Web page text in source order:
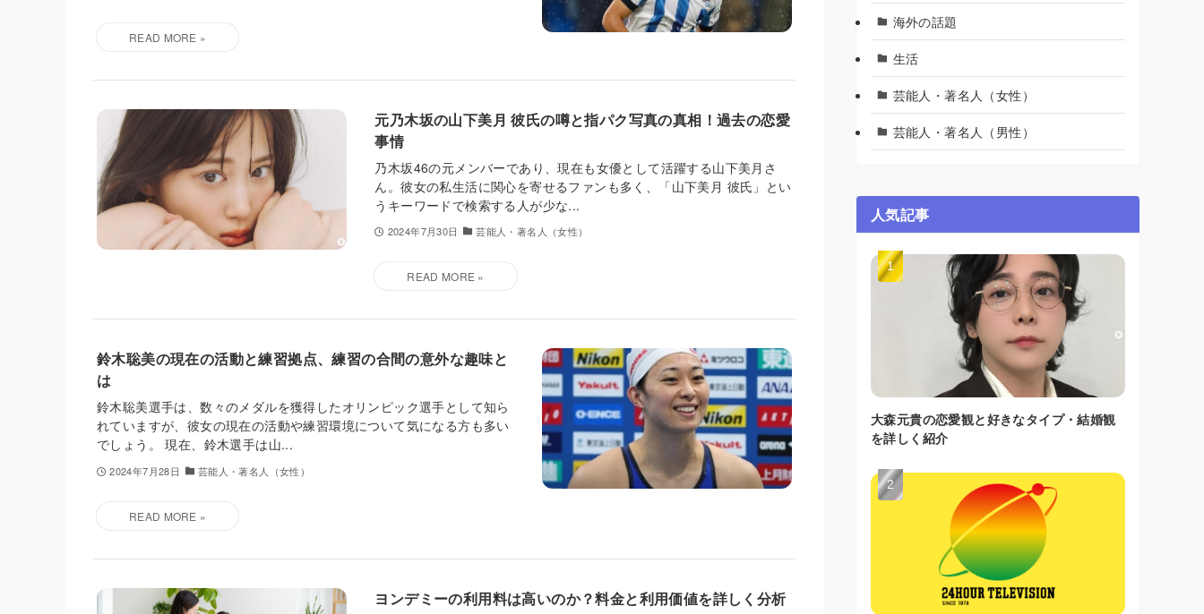
元乃木坂の山下美月 彼氏の噂と指パク写真の真相！過去の恋愛
事情
乃木坂46の元メンバーであり、現在も女優として活躍する山下美月さ
ん。彼女の私生活に関心を寄せるファンも多く、「山下美月 彼氏」とい
うキーワードで検索する人が少な...
2024年7月30日 芸能人・著名人（女性）
鈴木聡美の現在の活動と練習拠点、練習の合間の意外な趣味と
は
鈴木聡美選手は、数々のメダルを獲得したオリンピック選手として知ら
れていますが、彼女の現在の活動や練習環境について気になる方も多い
でしょう。 現在、鈴木選手は山...
2024年7月28日 芸能人・著名人（女性）
ヨンデミーの利用料は高いのか？料金と利用価値を詳しく分析
海外の話題
生活
芸能人・著名人（女性）
芸能人・著名人（男性）
人気記事
大森元貴の恋愛観と好きなタイプ・結婚観
を詳しく紹介